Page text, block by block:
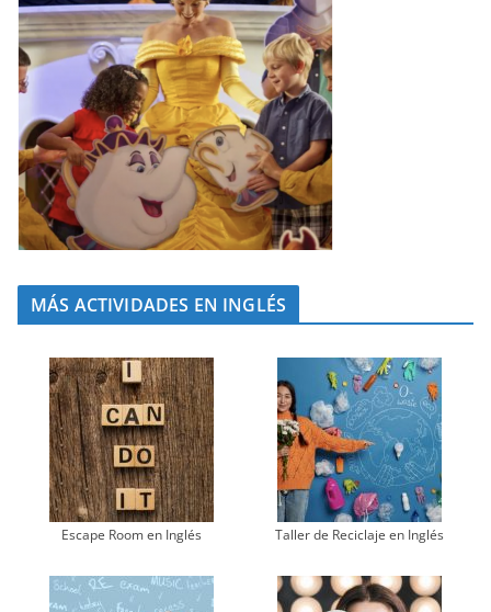
MÁS ACTIVIDADES EN INGLÉS
Escape Room en Inglés Taller de Reciclaje en Inglés